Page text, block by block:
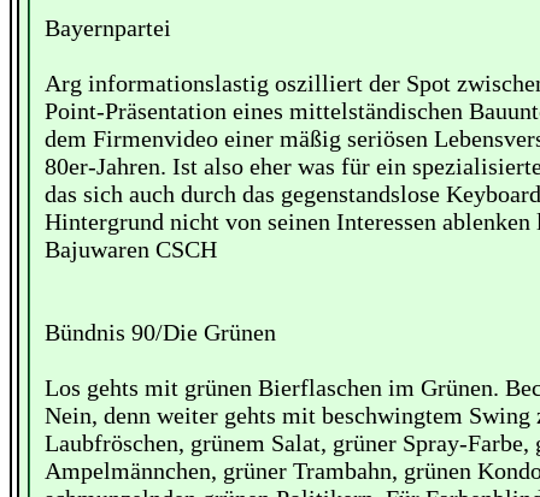
Bayernpartei
Arg informationslastig oszilliert der Spot
Point-Präsentation eines mittelständischen
dem Firmenvideo einer mäßig seriösen
80er-Jahren. Ist also eher was für ein
das sich auch durch das gegenstandslose
Hintergrund nicht von seinen Interessen ablenken
Bajuwaren CSCH
Bündnis 90/Die Grünen
Los gehts mit grünen Bierflaschen im Grünen.
Nein, denn weiter gehts mit beschwingtem Swing
Laubfröschen, grünem Salat, grüner Spray-Farbe,
Ampelmännchen, grüner Trambahn, grünen